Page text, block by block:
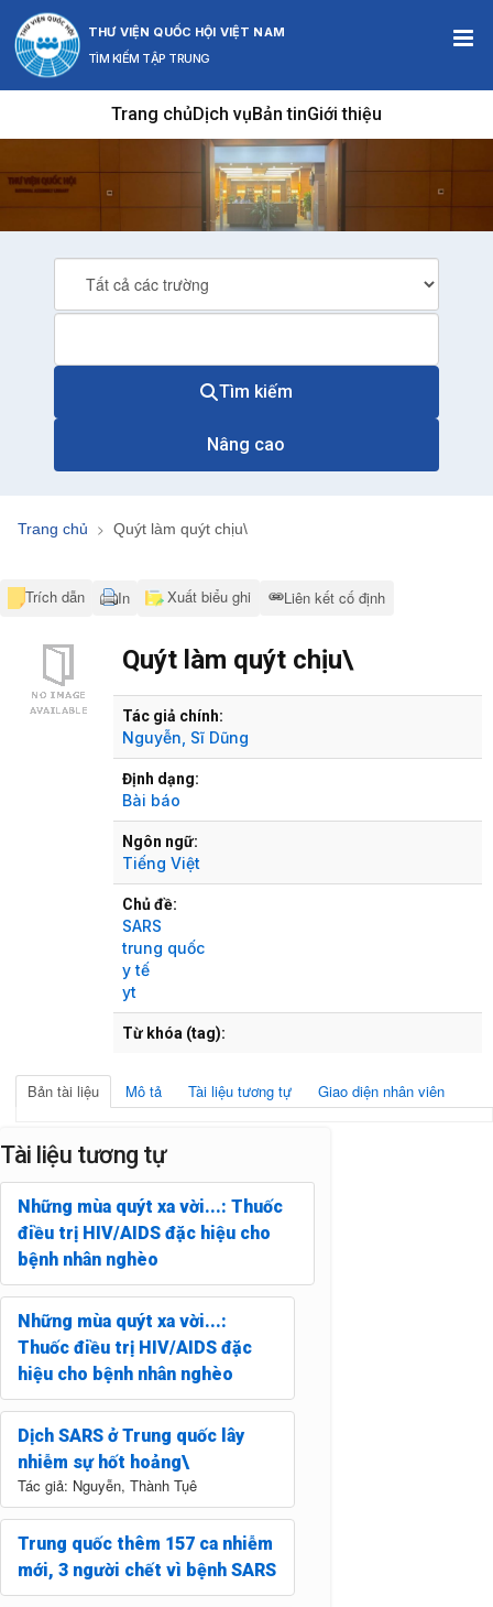
Bỏ qua nội dung này
THƯ VIỆN QUỐC HỘI VIỆT NAM
TÌM KIẾM TẬP TRUNG
Trang chủDịch vụBản tinGiới thiệu
Tìm kiếm
Nâng cao
Trang chủ Quýt làm quýt chịu\
Trích dẫn In Xuất biểu ghi Liên kết cố định
Quýt làm quýt chịu\
Hiển thị chi tiết
Tác giả chính:
Nguyễn, Sĩ Dũng
Định dạng:
Bài báo
Ngôn ngữ:
Tiếng Việt
Chủ đề:
SARS
trung quốc
y tế
yt
Từ khóa (tag):
Bản tài liệu Mô tả Tài liệu tương tự Giao diện nhân viên
Tài liệu tương tự
Những mùa quýt xa vời...: Thuốc
điều trị HIV/AIDS đặc hiệu cho
bệnh nhân nghèo
Những mùa quýt xa vời...:
Thuốc điều trị HIV/AIDS đặc
hiệu cho bệnh nhân nghèo
Dịch SARS ở Trung quốc lây
nhiễm sự hốt hoảng\
Tác giả: Nguyễn, Thành Tụê
Trung quốc thêm 157 ca nhiễm
mới, 3 người chết vì bệnh SARS